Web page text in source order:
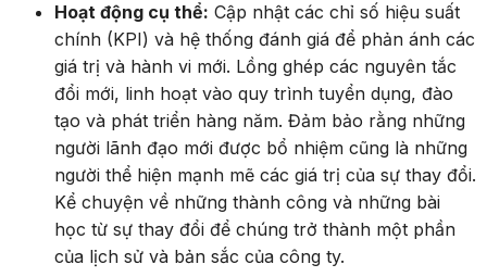
Hoạt động cụ thể: Cập nhật các chỉ số hiệu suất
chính (KPI) và hệ thống đánh giá để phản ánh các
giá trị và hành vi mới. Lồng ghép các nguyên tắc
đổi mới, linh hoạt vào quy trình tuyển dụng, đào
tạo và phát triển hàng năm. Đảm bảo rằng những
người lãnh đạo mới được bổ nhiệm cũng là những
người thể hiện mạnh mẽ các giá trị của sự thay đổi.
Kể chuyện về những thành công và những bài
học từ sự thay đổi để chúng trở thành một phần
của lịch sử và bản sắc của công ty.